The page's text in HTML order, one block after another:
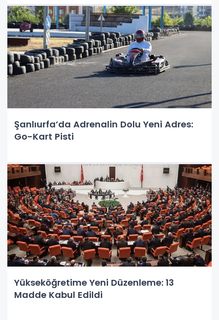
Şanlıurfa’da Adrenalin Dolu Yeni Adres:
Go-Kart Pisti
Yükseköğretime Yeni Düzenleme: 13
Madde Kabul Edildi